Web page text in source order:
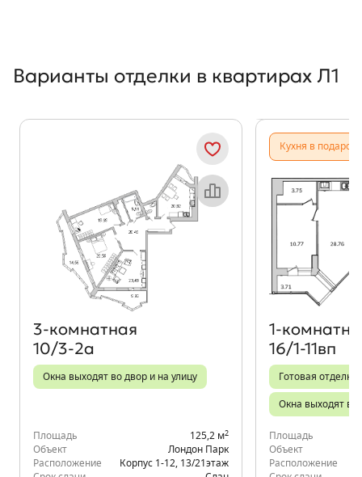
Варианты отделки в квартирах Л1
3‑комнатная
10/3-2а
Окна выходят во двор и на улицу
Площадь 125,2 м2
Объект
Лондон Парк
Расположение
Корпус 1-12 13/21 этаж
Кухня в подарок
16/1-11вп
Готовая отделка
Окна выходят во
Площадь
Объект
Расположение